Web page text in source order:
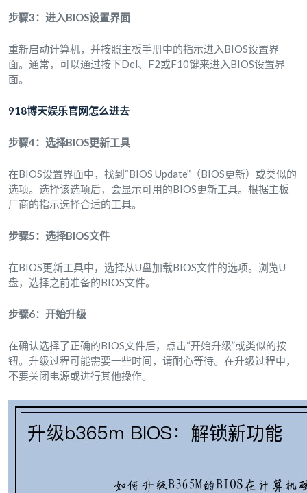
步骤3：进入BIOS设置界面
重新启动计算机，并按照主板手册中的指示进入BIOS设置界
面。通常，可以通过按下Del、F2或F10键来进入BIOS设置界
面。
918博天娱乐官网怎么进去
步骤4：选择BIOS更新工具
在BIOS设置界面中，找到“BIOS Update”（BIOS更新）或类似的
选项。选择该选项后，会显示可用的BIOS更新工具。根据主板
厂商的指示选择合适的工具。
步骤5：选择BIOS文件
在BIOS更新工具中，选择从U盘加载BIOS文件的选项。浏览U
盘，选择之前准备的BIOS文件。
步骤6：开始升级
在确认选择了正确的BIOS文件后，点击“开始升级”或类似的按
钮。升级过程可能需要一些时间，请耐心等待。在升级过程中，
不要关闭电源或进行其他操作。